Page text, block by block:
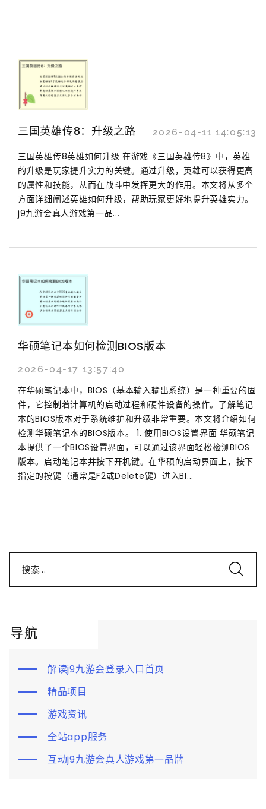
三国英雄传8：升级之路 2026-04-11 14:05:13
三国英雄传8英雄如何升级 在游戏《三国英雄传8》中，英雄
的升级是玩家提升实力的关键。通过升级，英雄可以获得更高
的属性和技能，从而在战斗中发挥更大的作用。本文将从多个
方面详细阐述英雄如何升级，帮助玩家更好地提升英雄实力。
j9九游会真人游戏第一品...
华硕笔记本如何检测BIOS版本
2026-04-17 13:57:40
在华硕笔记本中，BIOS（基本输入输出系统）是一种重要的固
件，它控制着计算机的启动过程和硬件设备的操作。了解笔记
本的BIOS版本对于系统维护和升级非常重要。本文将介绍如何
检测华硕笔记本的BIOS版本。 1. 使用BIOS设置界面 华硕笔记
本提供了一个BIOS设置界面，可以通过该界面轻松检测BIOS
版本。启动笔记本并按下开机键。在华硕的启动界面上，按下
指定的按键（通常是F2或Delete键）进入BI...
搜索...
导航
解读j9九游会登录入口首页
精品项目
游戏资讯
全站app服务
互动j9九游会真人游戏第一品牌